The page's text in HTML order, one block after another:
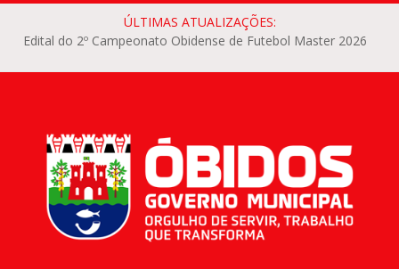
ÚLTIMAS ATUALIZAÇÕES:
Edital do 2º Campeonato Obidense de Futebol Master 2026